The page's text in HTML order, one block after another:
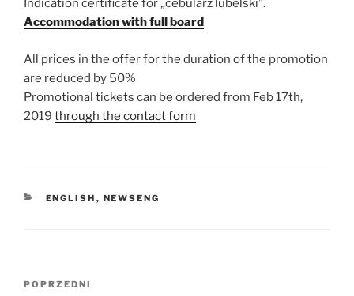
Indication certificate for „cebularz lubelski”.
Accommodation with full board
All prices in the offer for the duration of the promotion
are reduced by 50%
Promotional tickets can be ordered from Feb 17th,
2019 through the contact form
KATEGORIE
ENGLISH , NEWSENG
Nawigacja
Poprzedni
POPRZEDNI